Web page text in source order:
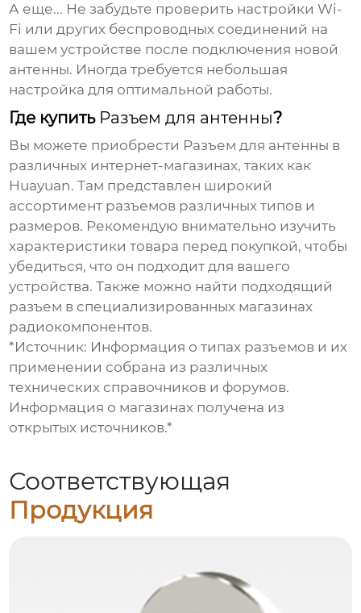
А еще... Не забудьте проверить настройки Wi-
Fi или других беспроводных соединений на
вашем устройстве после подключения новой
антенны. Иногда требуется небольшая
настройка для оптимальной работы.
Где купить Разъем для антенны?
Вы можете приобрести Разъем для антенны в
различных интернет-магазинах, таких как
Huayuan. Там представлен широкий
ассортимент разъемов различных типов и
размеров. Рекомендую внимательно изучить
характеристики товара перед покупкой, чтобы
убедиться, что он подходит для вашего
устройства. Также можно найти подходящий
разъем в специализированных магазинах
радиокомпонентов.
*Источник: Информация о типах разъемов и их
применении собрана из различных
технических справочников и форумов.
Информация о магазинах получена из
открытых источников.*
Соответствующая
Продукция